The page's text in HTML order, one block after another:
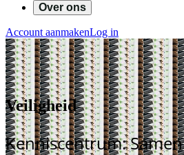
Over ons
Account aanmakenLog in
Veiligheid
Kenniscentrum: